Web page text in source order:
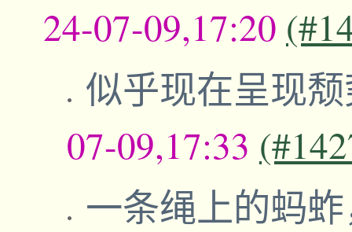
24-07-09,17:20
似乎现在呈现
07-09,17:33
一条绳上的蚂